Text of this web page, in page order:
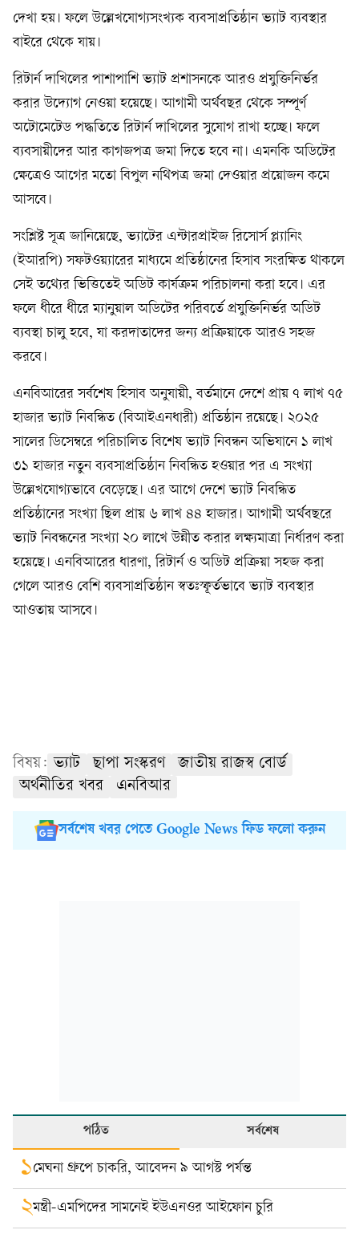
দেখা হয়। ফলে উল্লেখযোগ্যসংখ্যক ব্যবসাপ্রতিষ্ঠান ভ্যাট ব্যবস্থার
বাইরে থেকে যায়।
রিটার্ন দাখিলের পাশাপাশি ভ্যাট প্রশাসনকে আরও প্রযুক্তিনির্ভর
করার উদ্যোগ নেওয়া হয়েছে। আগামী অর্থবছর থেকে সম্পূর্ণ
অটোমেটেড পদ্ধতিতে রিটার্ন দাখিলের সুযোগ রাখা হচ্ছে। ফলে
ব্যবসায়ীদের আর কাগজপত্র জমা দিতে হবে না। এমনকি অডিটের
ক্ষেত্রেও আগের মতো বিপুল নথিপত্র জমা দেওয়ার প্রয়োজন কমে
আসবে।
সংশ্লিষ্ট সূত্র জানিয়েছে, ভ্যাটের এন্টারপ্রাইজ রিসোর্স প্ল্যানিং
(ইআরপি) সফটওয়্যারের মাধ্যমে প্রতিষ্ঠানের হিসাব সংরক্ষিত থাকলে
সেই তথ্যের ভিত্তিতেই অডিট কার্যক্রম পরিচালনা করা হবে। এর
ফলে ধীরে ধীরে ম্যানুয়াল অডিটের পরিবর্তে প্রযুক্তিনির্ভর অডিট
ব্যবস্থা চালু হবে, যা করদাতাদের জন্য প্রক্রিয়াকে আরও সহজ
করবে।
এনবিআরের সর্বশেষ হিসাব অনুযায়ী, বর্তমানে দেশে প্রায় ৭ লাখ ৭৫
হাজার ভ্যাট নিবন্ধিত (বিআইএনধারী) প্রতিষ্ঠান রয়েছে। ২০২৫
সালের ডিসেম্বরে পরিচালিত বিশেষ ভ্যাট নিবন্ধন অভিযানে ১ লাখ
৩১ হাজার নতুন ব্যবসাপ্রতিষ্ঠান নিবন্ধিত হওয়ার পর এ সংখ্যা
উল্লেখযোগ্যভাবে বেড়েছে। এর আগে দেশে ভ্যাট নিবন্ধিত
প্রতিষ্ঠানের সংখ্যা ছিল প্রায় ৬ লাখ ৪৪ হাজার। আগামী অর্থবছরে
ভ্যাট নিবন্ধনের সংখ্যা ২০ লাখে উন্নীত করার লক্ষ্যমাত্রা নির্ধারণ করা
হয়েছে। এনবিআরের ধারণা, রিটার্ন ও অডিট প্রক্রিয়া সহজ করা
গেলে আরও বেশি ব্যবসাপ্রতিষ্ঠান স্বতঃস্ফূর্তভাবে ভ্যাট ব্যবস্থার
আওতায় আসবে।
বিষয়: ভ্যাট ছাপা সংস্করণ
জাতীয় রাজস্ব বোর্ড
অর্থনীতির খবর
এনবিআর
সর্বশেষ খবর পেতে Google News ফিড ফলো করুন
পঠিত সর্বশেষ
১মেঘনা গ্রুপে চাকরি, আবেদন ৯ আগস্ট পর্যন্ত
২মন্ত্রী-এমপিদের সামনেই ইউএনওর আইফোন চুরি